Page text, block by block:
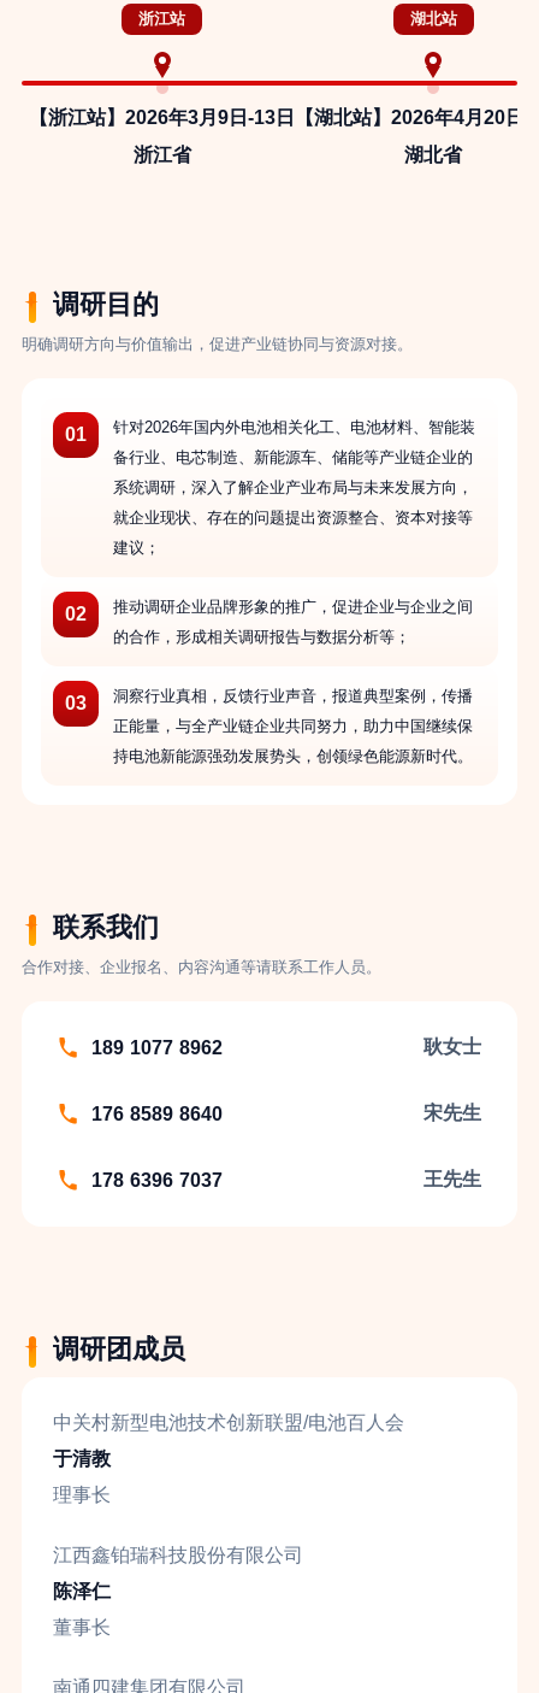
浙江站
【浙江站】2026年3月9日-13日
浙江省
湖北站
【湖北站】2026年4月20日-
湖北省
调研目的
明确调研方向与价值输出，促进产业链协同与资源对接。
01
针对2026年国内外电池相关化工、电池材料、智能装
备行业、电芯制造、新能源车、储能等产业链企业的
系统调研，深入了解企业产业布局与未来发展方向，
就企业现状、存在的问题提出资源整合、资本对接等
建议；
02
推动调研企业品牌形象的推广，促进企业与企业之间
的合作，形成相关调研报告与数据分析等；
03
洞察行业真相，反馈行业声音，报道典型案例，传播
正能量，与全产业链企业共同努力，助力中国继续保
持电池新能源强劲发展势头，创领绿色能源新时代。
联系我们
合作对接、企业报名、内容沟通等请联系工作人员。
189 1077 8962 耿女士
176 8589 8640 宋先生
178 6396 7037 王先生
调研团成员
中关村新型电池技术创新联盟/电池百人会
于清教
理事长
江西鑫铂瑞科技股份有限公司
陈泽仁
董事长
南通四建集团有限公司